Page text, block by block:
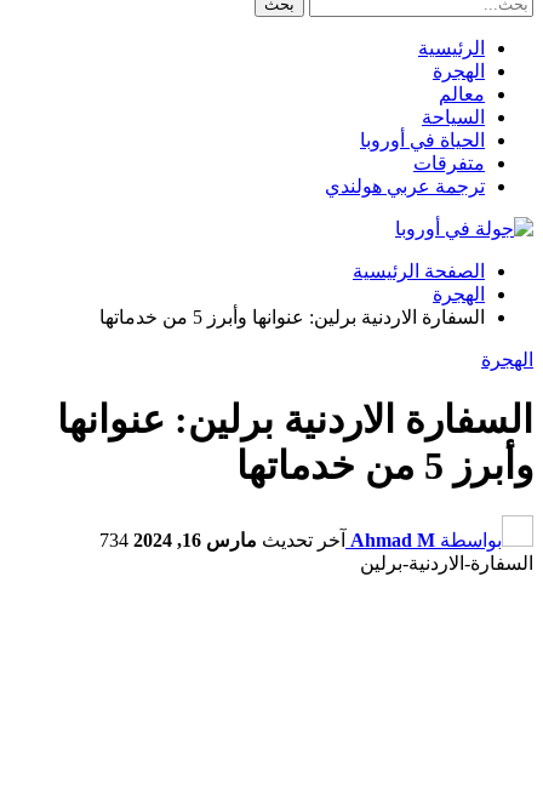
الرئيسية
الهجرة
معالم
السياحة
الحياة في أوروبا
متفرقات
ترجمة عربي هولندي
الصفحة الرئيسية
الهجرة
السفارة الاردنية برلين: عنوانها وأبرز 5 من خدماتها
الهجرة
السفارة الاردنية برلين: عنوانها
وأبرز 5 من خدماتها
بواسطة Ahmad M آخر تحديث مارس 16, 2024
734
السفارة-الاردنية-برلين